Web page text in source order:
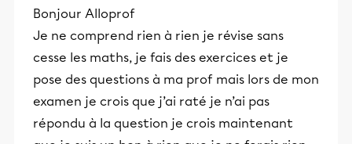
Bonjour Alloprof
Je ne comprend rien à rien je révise sans
cesse les maths, je fais des exercices et je
pose des questions à ma prof mais lors de mon
examen je crois que j’ai raté je n’ai pas
répondu à la question je crois maintenant